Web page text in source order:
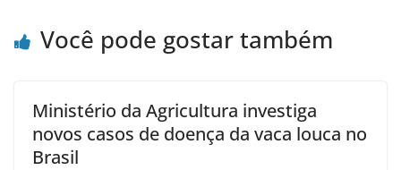
Você pode gostar também
Ministério da Agricultura investiga
novos casos de doença da vaca louca no
Brasil